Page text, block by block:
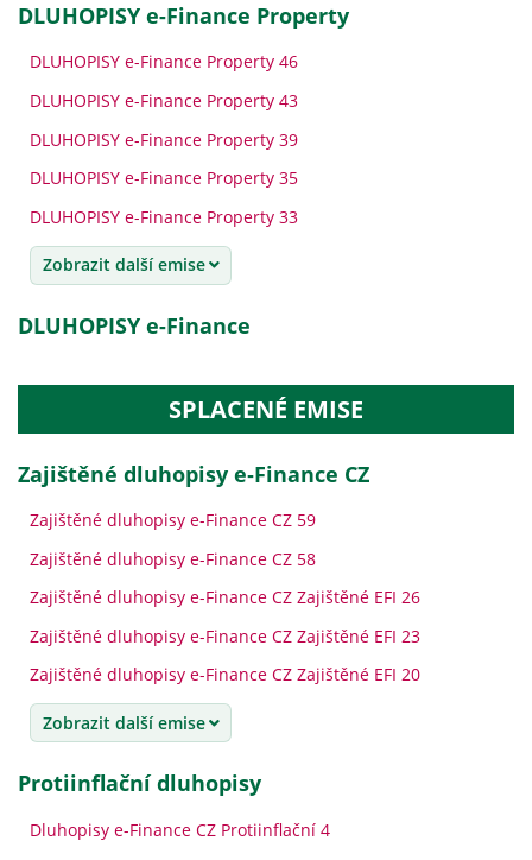
DLUHOPISY e-Finance Property
DLUHOPISY e-Finance Property 46
DLUHOPISY e-Finance Property 43
DLUHOPISY e-Finance Property 39
DLUHOPISY e-Finance Property 35
DLUHOPISY e-Finance Property 33
Zobrazit další emise
DLUHOPISY e-Finance
SPLACENÉ EMISE
Zajištěné dluhopisy e‑Finance CZ
Zajištěné dluhopisy e-Finance CZ 59
Zajištěné dluhopisy e-Finance CZ 58
Zajištěné dluhopisy e-Finance CZ Zajištěné EFI 26
Zajištěné dluhopisy e-Finance CZ Zajištěné EFI 23
Zajištěné dluhopisy e-Finance CZ Zajištěné EFI 20
Zobrazit další emise
Protiinflační dluhopisy
Dluhopisy e-Finance CZ Protiinflační 4